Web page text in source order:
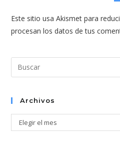
comentar
web
(opcional)
Este sitio usa Akismet para
procesan los datos de tus
Archivos
Archivos
Elegir el mes